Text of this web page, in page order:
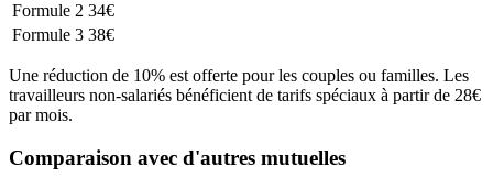
Formule 2 34€
Formule 3 38€
Une réduction de 10% est offerte pour les couples ou familles. Les
travailleurs non-salariés bénéficient de tarifs spéciaux à partir de 28€
par mois.
Comparaison avec d'autres mutuelles